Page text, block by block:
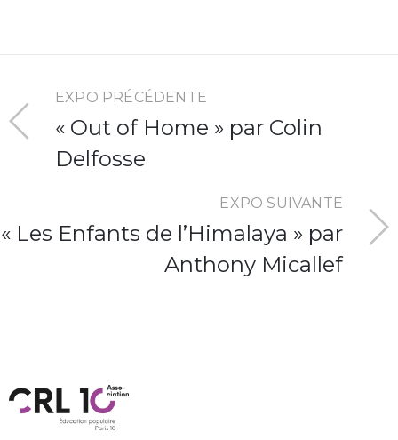
EXPO PRÉCÉDENTE
« Out of Home » par Colin
Delfosse
EXPO SUIVANTE
« Les Enfants de l’Himalaya » par
Anthony Micallef